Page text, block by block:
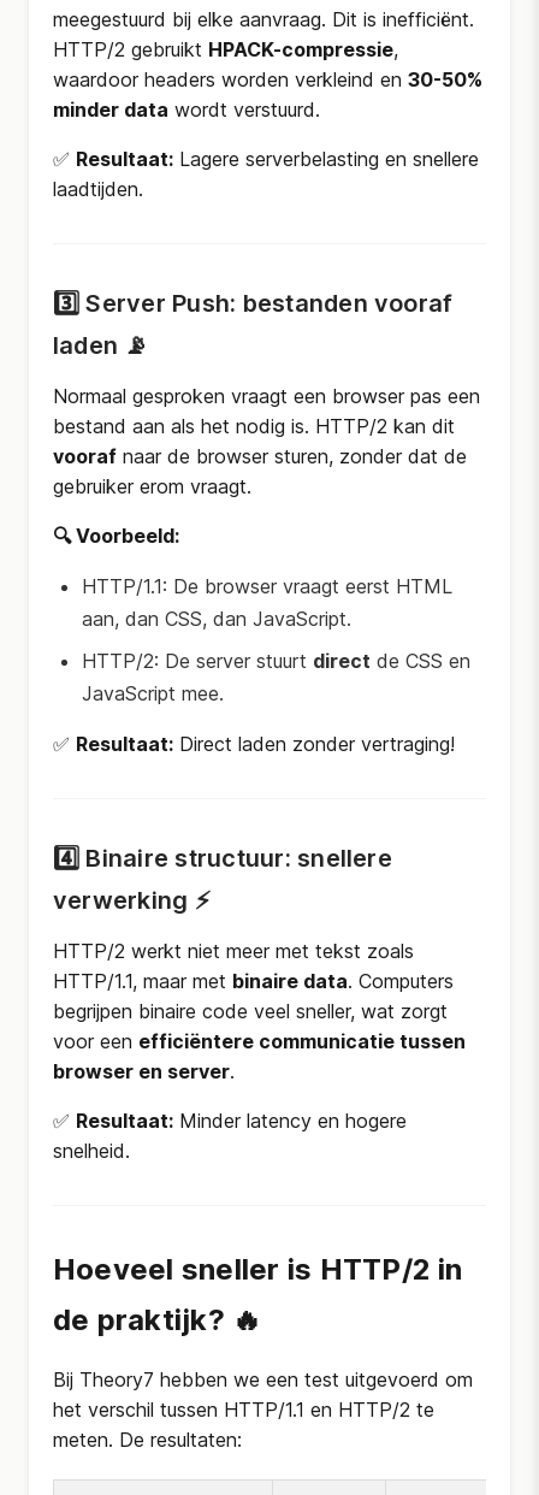
meegestuurd bij elke aanvraag. Dit is inefficiënt.
HTTP/2 gebruikt HPACK-compressie,
waardoor headers worden verkleind en 30-50%
minder data wordt verstuurd.
✅ Resultaat: Lagere serverbelasting en snellere
laadtijden.
3️⃣ Server Push: bestanden vooraf
laden 📡
Normaal gesproken vraagt een browser pas een
bestand aan als het nodig is. HTTP/2 kan dit
vooraf naar de browser sturen, zonder dat de
gebruiker erom vraagt.
🔍 Voorbeeld:
HTTP/1.1: De browser vraagt eerst HTML
aan, dan CSS, dan JavaScript.
HTTP/2: De server stuurt direct de CSS en
JavaScript mee.
✅ Resultaat: Direct laden zonder vertraging!
4️⃣ Binaire structuur: snellere
verwerking ⚡
HTTP/2 werkt niet meer met tekst zoals
HTTP/1.1, maar met binaire data. Computers
begrijpen binaire code veel sneller, wat zorgt
voor een efficiëntere communicatie tussen
browser en server.
✅ Resultaat: Minder latency en hogere
snelheid.
Hoeveel sneller is HTTP/2 in
de praktijk? 🔥
Bij Theory7 hebben we een test uitgevoerd om
het verschil tussen HTTP/1.1 en HTTP/2 te
meten. De resultaten: